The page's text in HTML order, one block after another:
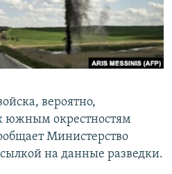
вероятно,
южным окрестностям
Министерство
на данные разведки.